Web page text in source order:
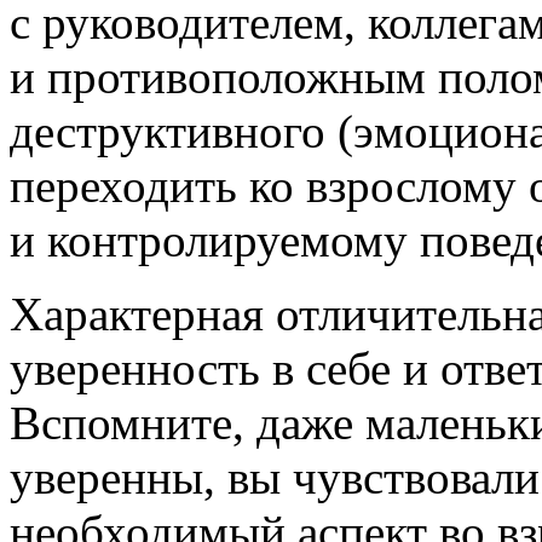
с руководителем,
и противоположным
деструктивного
переходить ко взрослому
и контролируемому
Характерная
уверенность в себе и
Вспомните, даже
уверенны, вы
необходимый аспект во